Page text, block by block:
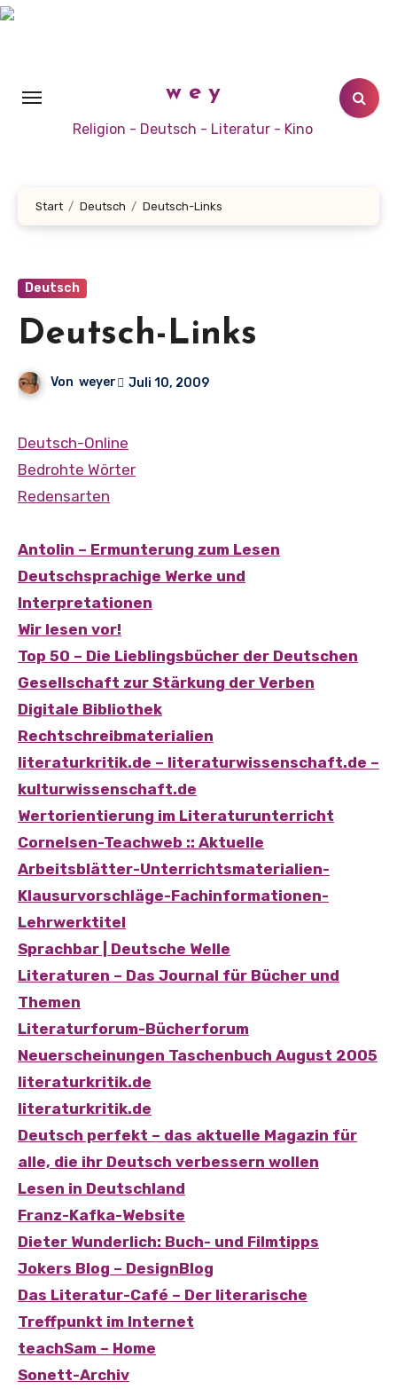
Zum
w e y
Religion - Deutsch - Literatur - Kino
Start Deutsch Deutsch-Links
Deutsch
Deutsch-Links
Von weyer Juli 10, 2009
Deutsch-Online
Bedrohte Wörter
Redensarten
Antolin – Ermunterung zum Lesen
Deutschsprachige Werke und
Interpretationen
Wir lesen vor!
Top 50 – Die Lieblingsbücher der Deutschen
Gesellschaft zur Stärkung der Verben
Digitale Bibliothek
Rechtschreibmaterialien
literaturkritik.de – literaturwissenschaft.de –
kulturwissenschaft.de
Wertorientierung im Literaturunterricht
Cornelsen-Teachweb :: Aktuelle
Arbeitsblätter-Unterrichtsmaterialien-
Klausurvorschläge-Fachinformationen-
Lehrwerktitel
Sprachbar | Deutsche Welle
Literaturen – Das Journal für Bücher und
Themen
Literaturforum-Bücherforum
Neuerscheinungen Taschenbuch August 2005
literaturkritik.de
literaturkritik.de
Deutsch perfekt – das aktuelle Magazin für
alle, die ihr Deutsch verbessern wollen
Lesen in Deutschland
Franz-Kafka-Website
Dieter Wunderlich: Buch- und Filmtipps
Jokers Blog – DesignBlog
Das Literatur-Café – Der literarische
Treffpunkt im Internet
teachSam – Home
Sonett-Archiv